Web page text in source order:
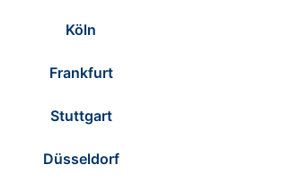
Köln
Frankfurt
Stuttgart
Düsseldorf